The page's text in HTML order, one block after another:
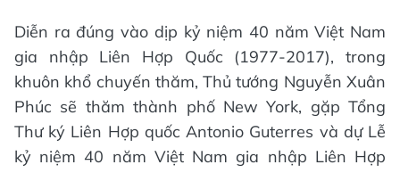
Diễn ra đúng vào dịp kỷ niệm 40 năm Việt Nam
gia nhập Liên Hợp Quốc (1977-2017), trong
khuôn khổ chuyến thăm, Thủ tướng Nguyễn Xuân
Phúc sẽ thăm thành phố New York, gặp Tổng
Thư ký Liên Hợp quốc Antonio Guterres và dự Lễ
kỷ niệm 40 năm Việt Nam gia nhập Liên Hợp